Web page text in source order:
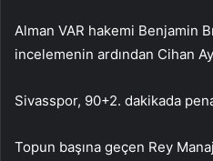
Alman VAR hakemi Benjamin
incelemenin ardından Cihan
Sivasspor, 90+2. dakikada
Topun başına geçen Rey